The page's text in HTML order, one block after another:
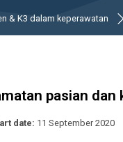
& K3 dalam keperawatan
pasian
date: 11 September 2020